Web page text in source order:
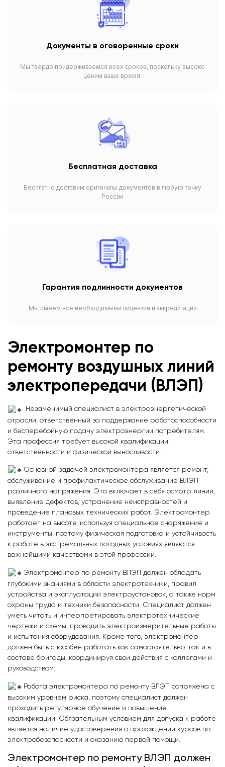
Документы в оговоренные сроки
Мы твердо придерживаемся всех сроков, поскольку высоко
ценим ваше время.
Бесплатная доставка
Бесплатно доставим оригиналы документов в любую точку
России
Гарантия подлинности документов
Мы имеем все необходимыми лицензии и аккредитации
Электромонтер по
ремонту воздушных линий
электропередачи (ВЛЭП)
Незаменимый специалист в электроэнергетической
отрасли, ответственный за поддержание работоспособности
и бесперебойную подачу электроэнергии потребителям.
Эта профессия требует высокой квалификации,
ответственности и физической выносливости.
Основной задачей электромонтера является ремонт,
обслуживание и профилактическое обслуживание ВЛЭП
различного напряжения. Это включает в себя осмотр линий,
выявление дефектов, устранение неисправностей и
проведение плановых технических работ. Электромонтер
работает на высоте, используя специальное снаряжение и
инструменты, поэтому физическая подготовка и устойчивость
к работе в экстремальных погодных условиях являются
важнейшими качествами в этой профессии.
Электромонтер по ремонту ВЛЭП должен обладать
глубокими знаниями в области электротехники, правил
устройства и эксплуатации электроустановок, а также норм
охраны труда и техники безопасности. Специалист должен
уметь читать и интерпретировать электротехнические
чертежи и схемы, проводить электроизмерительные работы
и испытания оборудования. Кроме того, электромонтер
должен быть способен работать как самостоятельно, так и в
составе бригады, координируя свои действия с коллегами и
руководством.
Работа электромонтера по ремонту ВЛЭП сопряжена с
высоким уровнем риска, поэтому специалист должен
проходить регулярное обучение и повышение
квалификации. Обязательным условием для допуска к работе
является наличие удостоверения о прохождении курсов по
электробезопасности и оказанию первой помощи.
Электромонтер по ремонту ВЛЭП должен